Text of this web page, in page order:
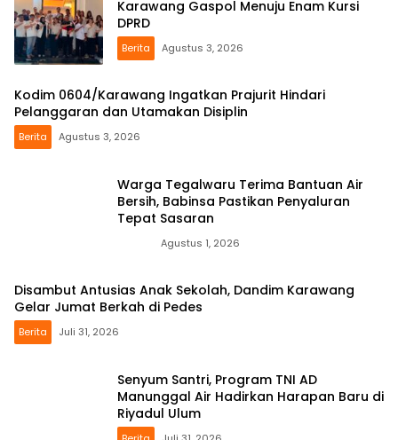
Karawang Gaspol Menuju Enam Kursi
DPRD
Berita Agustus 3, 2026
Kodim 0604/Karawang Ingatkan Prajurit Hindari
Pelanggaran dan Utamakan Disiplin
Berita Agustus 3, 2026
Warga Tegalwaru Terima Bantuan Air
Bersih, Babinsa Pastikan Penyaluran
Tepat Sasaran
Agustus 1, 2026
Disambut Antusias Anak Sekolah, Dandim Karawang
Gelar Jumat Berkah di Pedes
Berita Juli 31, 2026
Senyum Santri, Program TNI AD
Manunggal Air Hadirkan Harapan Baru di
Riyadul Ulum